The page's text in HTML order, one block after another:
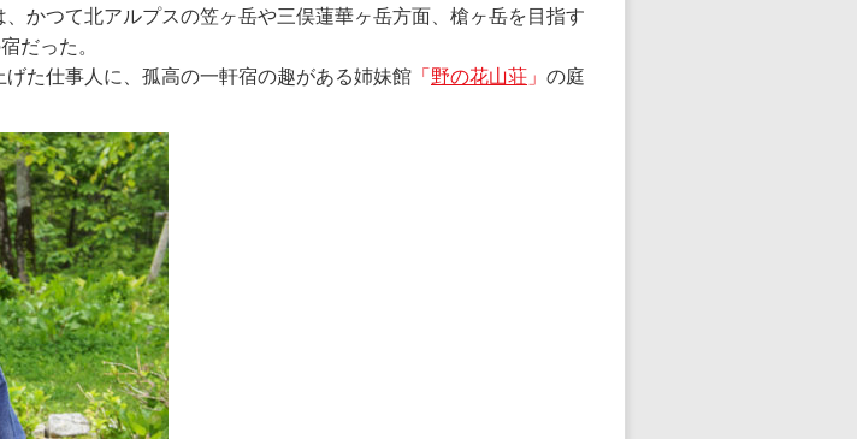
、かつて北アルプスの笠ヶ岳や三俣蓮華ヶ岳方面、槍ヶ岳を目指す
だった。
た仕事人に、孤高の一軒宿の趣がある姉妹館 「野の花山荘 」 の庭